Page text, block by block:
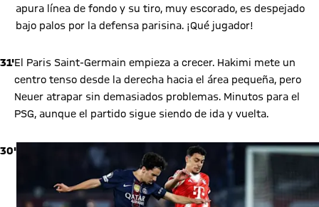
apura línea de fondo y su tiro, muy escorado, es despejado
bajo palos por la defensa parisina. ¡Qué jugador!
31'El Paris Saint-Germain empieza a crecer. Hakimi mete un
centro tenso desde la derecha hacia el área pequeña, pero
Neuer atrapar sin demasiados problemas. Minutos para el
PSG, aunque el partido sigue siendo de ida y vuelta.
30'